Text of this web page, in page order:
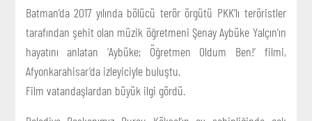
Batman’da 2017 yılında bölücü terör örgütü PKK’lı teröristler
tarafından şehit olan müzik öğretmeni Şenay Aybüke Yalçın’ın
hayatını anlatan ‘Aybüke; Öğretmen Oldum Ben!’ filmi,
Afyonkarahisar’da izleyiciyle buluştu.
Film vatandaşlardan büyük ilgi gördü.